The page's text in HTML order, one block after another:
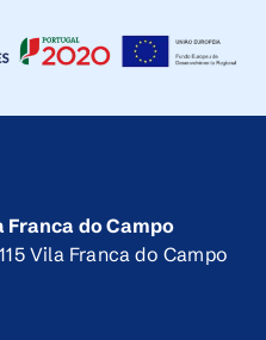
do Campo
Vila Franca do Campo